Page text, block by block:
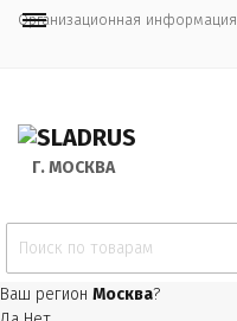
Организационная информация
Г. МОСКВА
Ваш регион Москва?